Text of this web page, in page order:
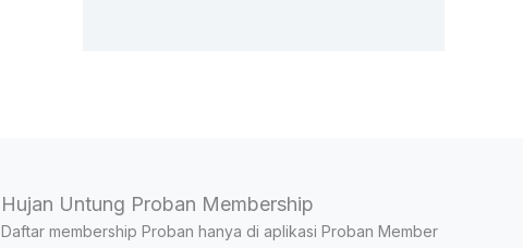
Hujan Untung Proban Membership
Daftar membership Proban hanya di aplikasi Proban Member